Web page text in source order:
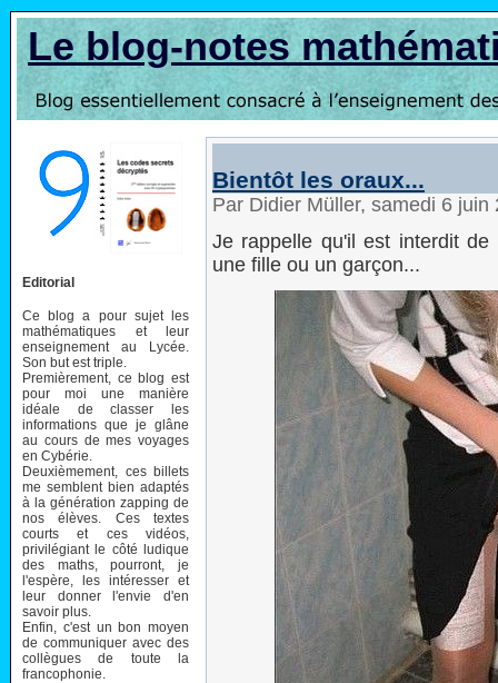
Le blog-notes
Editorial
Ce blog a pour sujet les
mathématiques et leur
enseignement au Lycée.
Son but est triple.
Premièrement, ce blog est
pour moi une manière
idéale de classer les
informations que je glâne
au cours de mes voyages
en Cybérie.
Deuxièmement, ces billets
me semblent bien adaptés
à la génération zapping de
nos élèves. Ces textes
courts et ces vidéos,
privilégiant le côté ludique
des maths, pourront, je
l'espère, les intéresser et
leur donner l'envie d'en
savoir plus.
Enfin, c'est un bon moyen
de communiquer avec des
collègues de toute la
francophonie.
Bientôt les oraux...
Par Didier Müller, samedi 6
Je rappelle qu'il est interdit
une fille ou un garçon...